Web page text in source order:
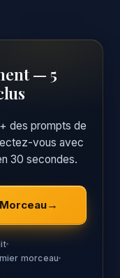
— 5
des prompts de
vous avec
30 secondes.
morceau